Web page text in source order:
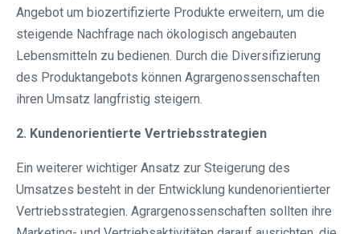
Angebot um biozertifizierte Produkte erweitern, um die
steigende Nachfrage nach ökologisch angebauten
Lebensmitteln zu bedienen. Durch die Diversifizierung
des Produktangebots können Agrargenossenschaften
ihren Umsatz langfristig steigern.
2. Kundenorientierte Vertriebsstrategien
Ein weiterer wichtiger Ansatz zur Steigerung des
Umsatzes besteht in der Entwicklung kundenorientierter
Vertriebsstrategien. Agrargenossenschaften sollten ihre